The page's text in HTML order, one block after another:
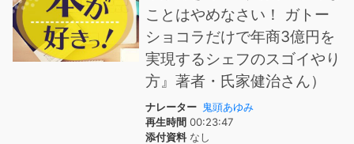
ことはやめなさい！ ガトー
ショコラだけで年商3億円を
実現するシェフのスゴイやり
方』著者・氏家健治さん）
ナレーター 鬼頭あゆみ
再生時間 00:23:47
添付資料なし